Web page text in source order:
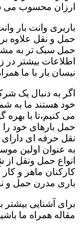
ارزان محسوب می
باربری وانت بار
حمل و نقل علاوه
حمل سبک تر به
اطلاعات بیشتر در
نیسان بار با ما
اگر به دنبال یک
خود هستند ما به
می کنیم،تا با
حمل بارهای خود را
نقل حرفه ای
به عنوان اولین
انواع حمل ونقل
کارکنان ماهر و
باری مدرن حمل و
برای آشنایی
مقاله همراه ما